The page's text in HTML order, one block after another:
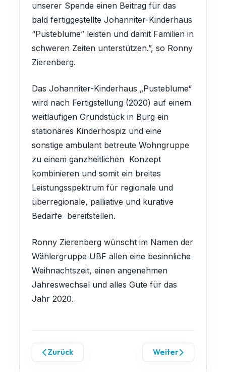
unserer Spende einen Beitrag für das
bald fertiggestellte Johanniter-Kinderhaus
“Pusteblume” leisten und damit Familien in
schweren Zeiten unterstützen.”, so Ronny
Zierenberg.
Das Johanniter-Kinderhaus „Pusteblume“
wird nach Fertigstellung (2020) auf einem
weitläufigen Grundstück in Burg ein
stationäres Kinderhospiz und eine
sonstige ambulant betreute Wohngruppe
zu einem ganzheitlichen Konzept
kombinieren und somit ein breites
Leistungsspektrum für regionale und
überregionale, palliative und kurative
Bedarfe bereitstellen.
Ronny Zierenberg wünscht im Namen der
Wählergruppe UBF allen eine besinnliche
Weihnachtszeit, einen angenehmen
Jahreswechsel und alles Gute für das
Jahr 2020.
Zurück Weiter